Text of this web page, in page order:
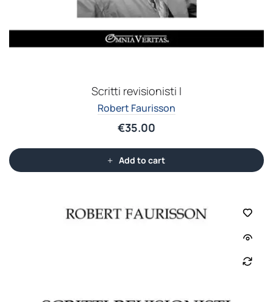
Scritti revisionisti I
Robert Faurisson
€35.00
Add to cart